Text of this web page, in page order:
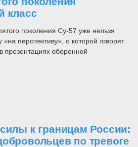
класс
поколения Су-57 уже нельзя
перспективу», о которой говорят
презентациях оборонной
к границам России:
по тревоге